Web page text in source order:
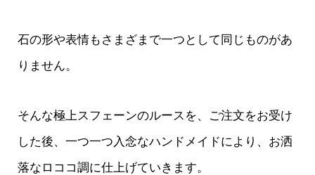
石の形や表情もさまざまで一つとして同じものがあ
りません。
そんな極上スフェーンのルースを、ご注文をお受け
した後、一つ一つ入念なハンドメイドにより、お洒
落なロココ調に仕上げていきます。